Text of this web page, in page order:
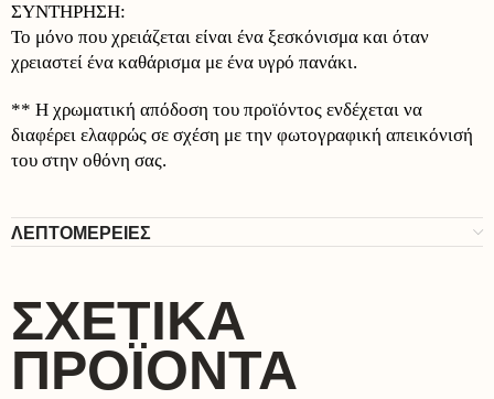
ΣΥΝΤΗΡΗΣΗ:
Το μόνο που χρειάζεται είναι ένα ξεσκόνισμα και όταν
χρειαστεί ένα καθάρισμα με ένα υγρό πανάκι.
** Η χρωματική απόδοση του προϊόντος ενδέχεται να
διαφέρει ελαφρώς σε σχέση με την φωτογραφική απεικόνισή
του στην οθόνη σας.
ΛΕΠΤΟΜΕΡΕΙΕΣ
ΣΧΕΤΙΚΆ
ΠΡΟΪΌΝΤΑ